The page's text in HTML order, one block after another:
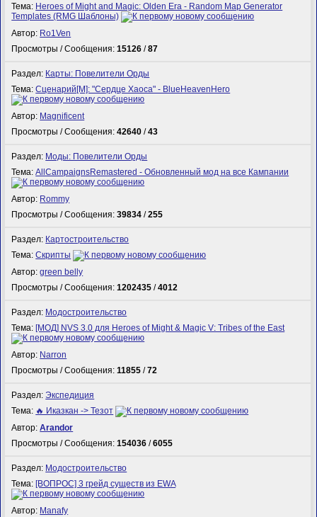
Тема: Heroes of Might and Magic: Olden Era - Random Map Generator
Templates (RMG Шаблоны)
Автор: Ro1Ven
Просмотры / Сообщения:15126 /87
Раздел: Карты: Повелители Орды
Тема:Сценарий[M]: "Сердце Хаоса" - BlueHeavenHero
Автор: Magnificent
Просмотры / Сообщения:42640 /43
Раздел: Моды: Повелители Орды
Тема:AllCampaignsRemastered - Обновленный мод на все Кампании
Автор: Rommy
Просмотры / Сообщения:39834 /255
Раздел: Картостроительство
Тема:Скрипты
Автор:green belly
Просмотры / Сообщения:1202435 /4012
Раздел: Модостроительство
Тема: [МОД] NVS 3.0 для Heroes of Might & Magic V: Tribes of the East
Автор: Narron
Просмотры / Сообщения:11855 /72
Раздел:Экспедиция
Тема: 🔥 Иказкан -> Тезот
Автор:Arandor
Просмотры / Сообщения:154036 /6055
Раздел: Модостроительство
Тема: [ВОПРОС] 3 грейд существ из EWA
Автор: Manafy